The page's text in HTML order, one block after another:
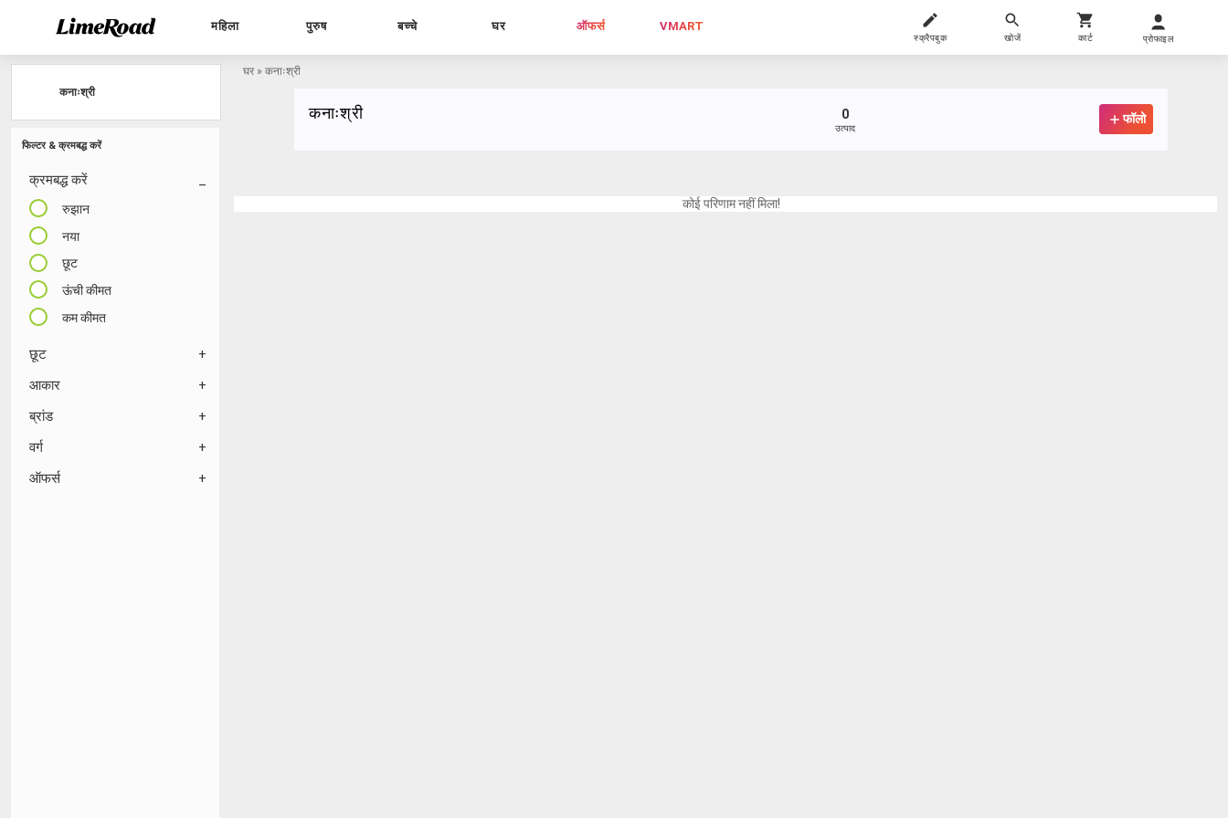
महिला पुरुष बच्चे घर ऑफर्स VMART
स्क्रैपबुक खोजें कार्ट प्रोफाइल
फिल्टर & क्रमबद्ध करें
क्रमबद्ध करें
रुझान
नया
छूट
ऊंची कीमत
कम कीमत
छूट
आकार
ब्रांड
वर्ग
ऑफर्स
घर » कनाःश्री
कनाःश्री 0
उत्पाद
फॉलो
कनाःश्री
कोई परिणाम नहीं मिला!